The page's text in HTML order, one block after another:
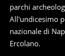
parchi
All'undicesimo
nazionale di
Ercolano.